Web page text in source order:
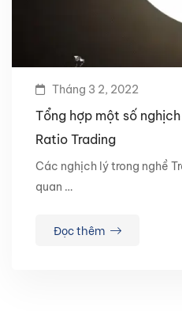
Tháng 3 2, 2022
Tổng hợp một số nghịch
Ratio Trading
Các nghịch lý trong nghề
quan …
Đọc thêm